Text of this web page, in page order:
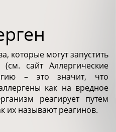
которые могут запустить
сайт Аллергические
– это значит, что
как на вредное
реагирует путем
их называют реагинов.